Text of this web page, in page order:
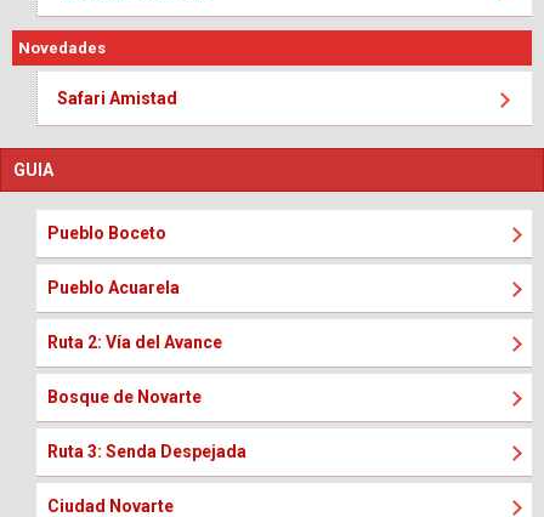
Novedades
Safari Amistad
GUIA
Pueblo Boceto
Pueblo Acuarela
Ruta 2: Vía del Avance
Bosque de Novarte
Ruta 3: Senda Despejada
Ciudad Novarte